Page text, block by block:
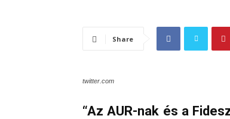
Share
twitter.com
“Az AUR-nak és a